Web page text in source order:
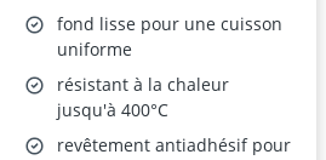
fond lisse pour une cuisson
uniforme
résistant à la chaleur
jusqu'à 400°C
revêtement antiadhésif pour